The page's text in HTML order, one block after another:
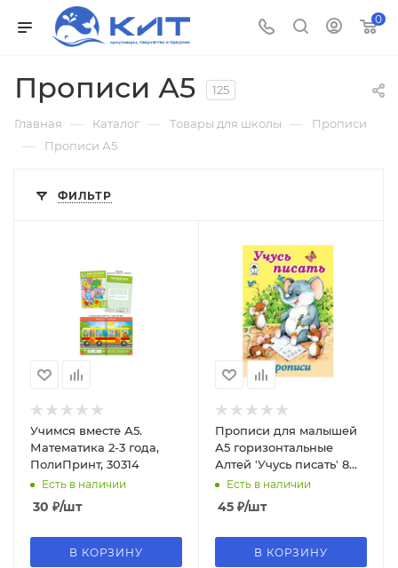
0
Прописи А5 125
Главная — Каталог — Товары для школы — Прописи
— Прописи А5
ФИЛЬТР
Учимся вместе А5.
Математика 2-3 года,
ПолиПринт, 30314
Есть в наличии
30 ₽/шт
В КОРЗИНУ
Прописи для малышей
А5 горизонтальные
Алтей 'Учусь писать' 8
стр., 978-5-001-61370-1
Есть в наличии
45 ₽/шт
В КОРЗИНУ